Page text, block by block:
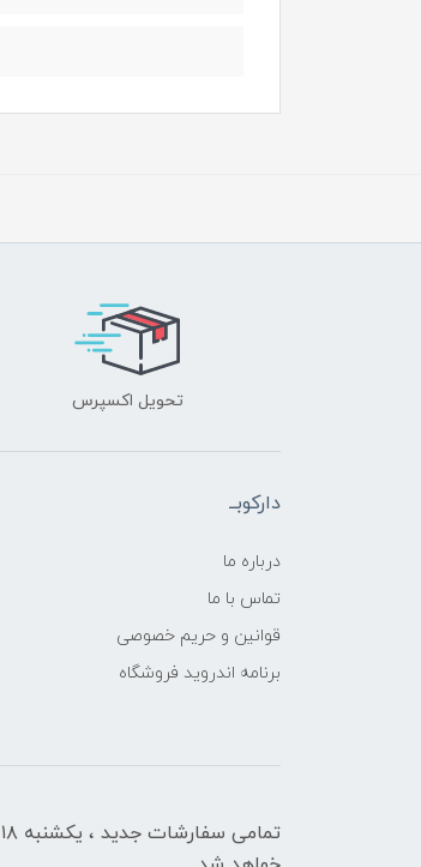
تحویل اکسپرس
دارکوبــ
درباره ما
تماس با ما
قوانین و حریم خصوصی
برنامه اندروید فروشگاه